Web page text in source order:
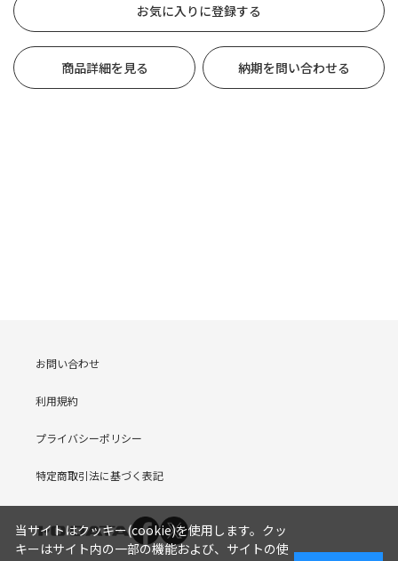
お気に入りに登録する
商品詳細を見る 納期を問い合わせる
お問い合わせ
利用規約
プライバシーポリシー
特定商取引法に基づく表記
当サイトはクッキー(cookie)を使用します。クッ
キーはサイト内の一部の機能および、サイトの使